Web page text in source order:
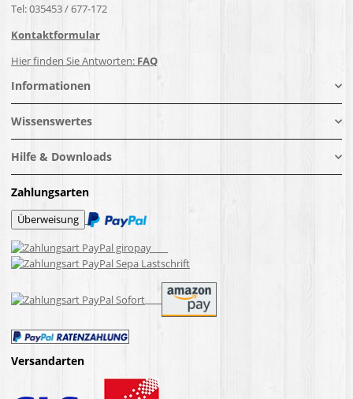
Tel: 035453 / 677-172
Kontaktformular
Hier finden Sie Antworten: FAQ
Informationen
Wissenswertes
Hilfe & Downloads
Zahlungsarten
Versandarten